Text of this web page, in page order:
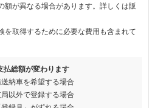
額が異なる場合があります。詳しくは販
取得するために必要な費用も含まれて
払総額が変わります
納車を希望する場合
以外で登録する場合